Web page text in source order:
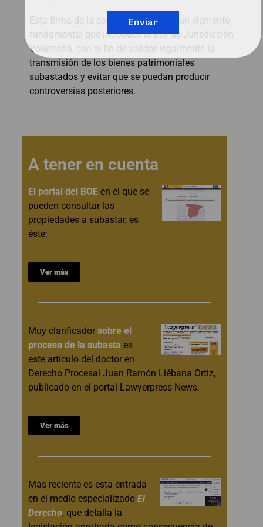
Esta firma de la escritura pública es un elemento
fundamental que introduce la Ley de Jurisdicción
Voluntaria, con el fin de validar legalmente la
transmisión de los bienes patrimoniales
subastados y evitar que se puedan producir
controversias posteriores.
A tener en cuenta
El portal del BOE en el que se
pueden consultar las
propiedades a subastar, es
éste:
Ver más
Muy clarificador sobre el
proceso de la subasta es
este artículo del doctor en
Derecho Procesal Juan Ramón Liébana Ortiz,
publicado en el portal Lawyerpress News.
Ver más
Más reciente es esta entrada
en el medio especializado El
Derecho, que detalla la
Enviar